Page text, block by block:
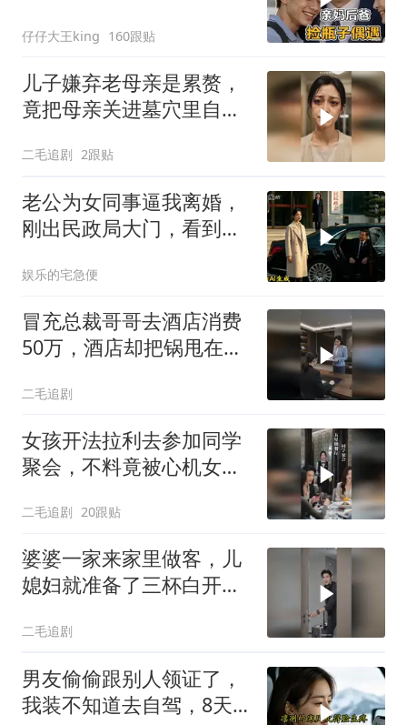
仔仔大王king 160跟贴
儿子嫌弃老母亲是累赘，
竟把母亲关进墓穴里自生
二毛追剧 2跟贴
老公为女同事逼我离婚，
刚出民政局大门，看到我
娱乐的宅急便
冒充总裁哥哥去酒店消费
50万，酒店却把锅甩在总
二毛追剧
女孩开法拉利去参加同学
聚会，不料竟被心机女冒
二毛追剧 20跟贴
婆婆一家来家里做客，儿
媳妇就准备了三杯白开
二毛追剧
男友偷偷跟别人领证了，
我装不知道去自驾，8天